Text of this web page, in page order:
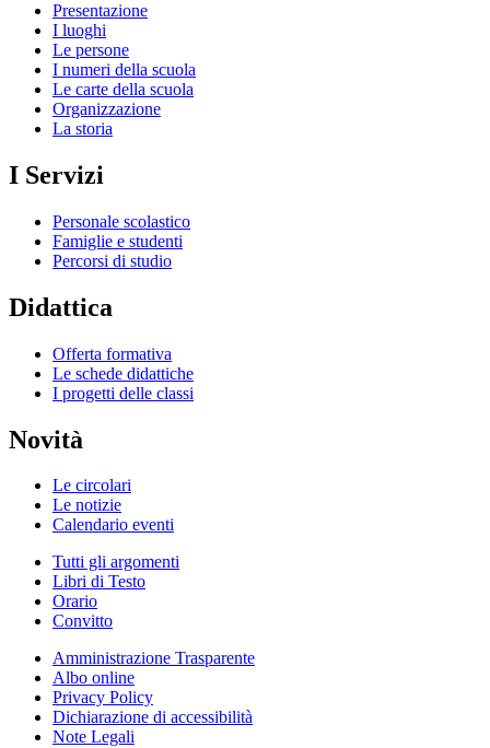
Presentazione
I luoghi
Le persone
I numeri della scuola
Le carte della scuola
Organizzazione
La storia
I Servizi
Personale scolastico
Famiglie e studenti
Percorsi di studio
Didattica
Offerta formativa
Le schede didattiche
I progetti delle classi
Novità
Le circolari
Le notizie
Calendario eventi
Tutti gli argomenti
Libri di Testo
Orario
Convitto
Amministrazione Trasparente
Albo online
Privacy Policy
Dichiarazione di accessibilità
Note Legali